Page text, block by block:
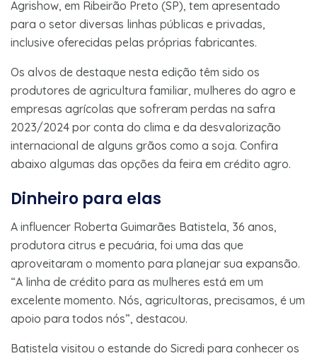
Agrishow, em Ribeirão Preto (SP), tem apresentado
para o setor diversas linhas públicas e privadas,
inclusive oferecidas pelas próprias fabricantes.
Os alvos de destaque nesta edição têm sido os
produtores de agricultura familiar, mulheres do agro e
empresas agrícolas que sofreram perdas na safra
2023/2024 por conta do clima e da desvalorização
internacional de alguns grãos como a soja. Confira
abaixo algumas das opções da feira em crédito agro.
Dinheiro para elas
A influencer Roberta Guimarães Batistela, 36 anos,
produtora citrus e pecuária, foi uma das que
aproveitaram o momento para planejar sua expansão.
“A linha de crédito para as mulheres está em um
excelente momento. Nós, agricultoras, precisamos, é um
apoio para todos nós”, destacou.
Batistela visitou o estande do Sicredi para conhecer os